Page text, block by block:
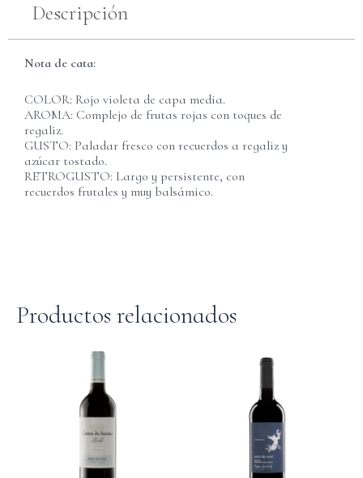
Descripción
Nota de cata:
COLOR: Rojo violeta de capa media.
AROMA: Complejo de frutas rojas con toques de
regaliz.
GUSTO: Paladar fresco con recuerdos a regaliz y
azúcar tostado.
RETROGUSTO: Largo y persistente, con
recuerdos frutales y muy balsámico.
Productos relacionados